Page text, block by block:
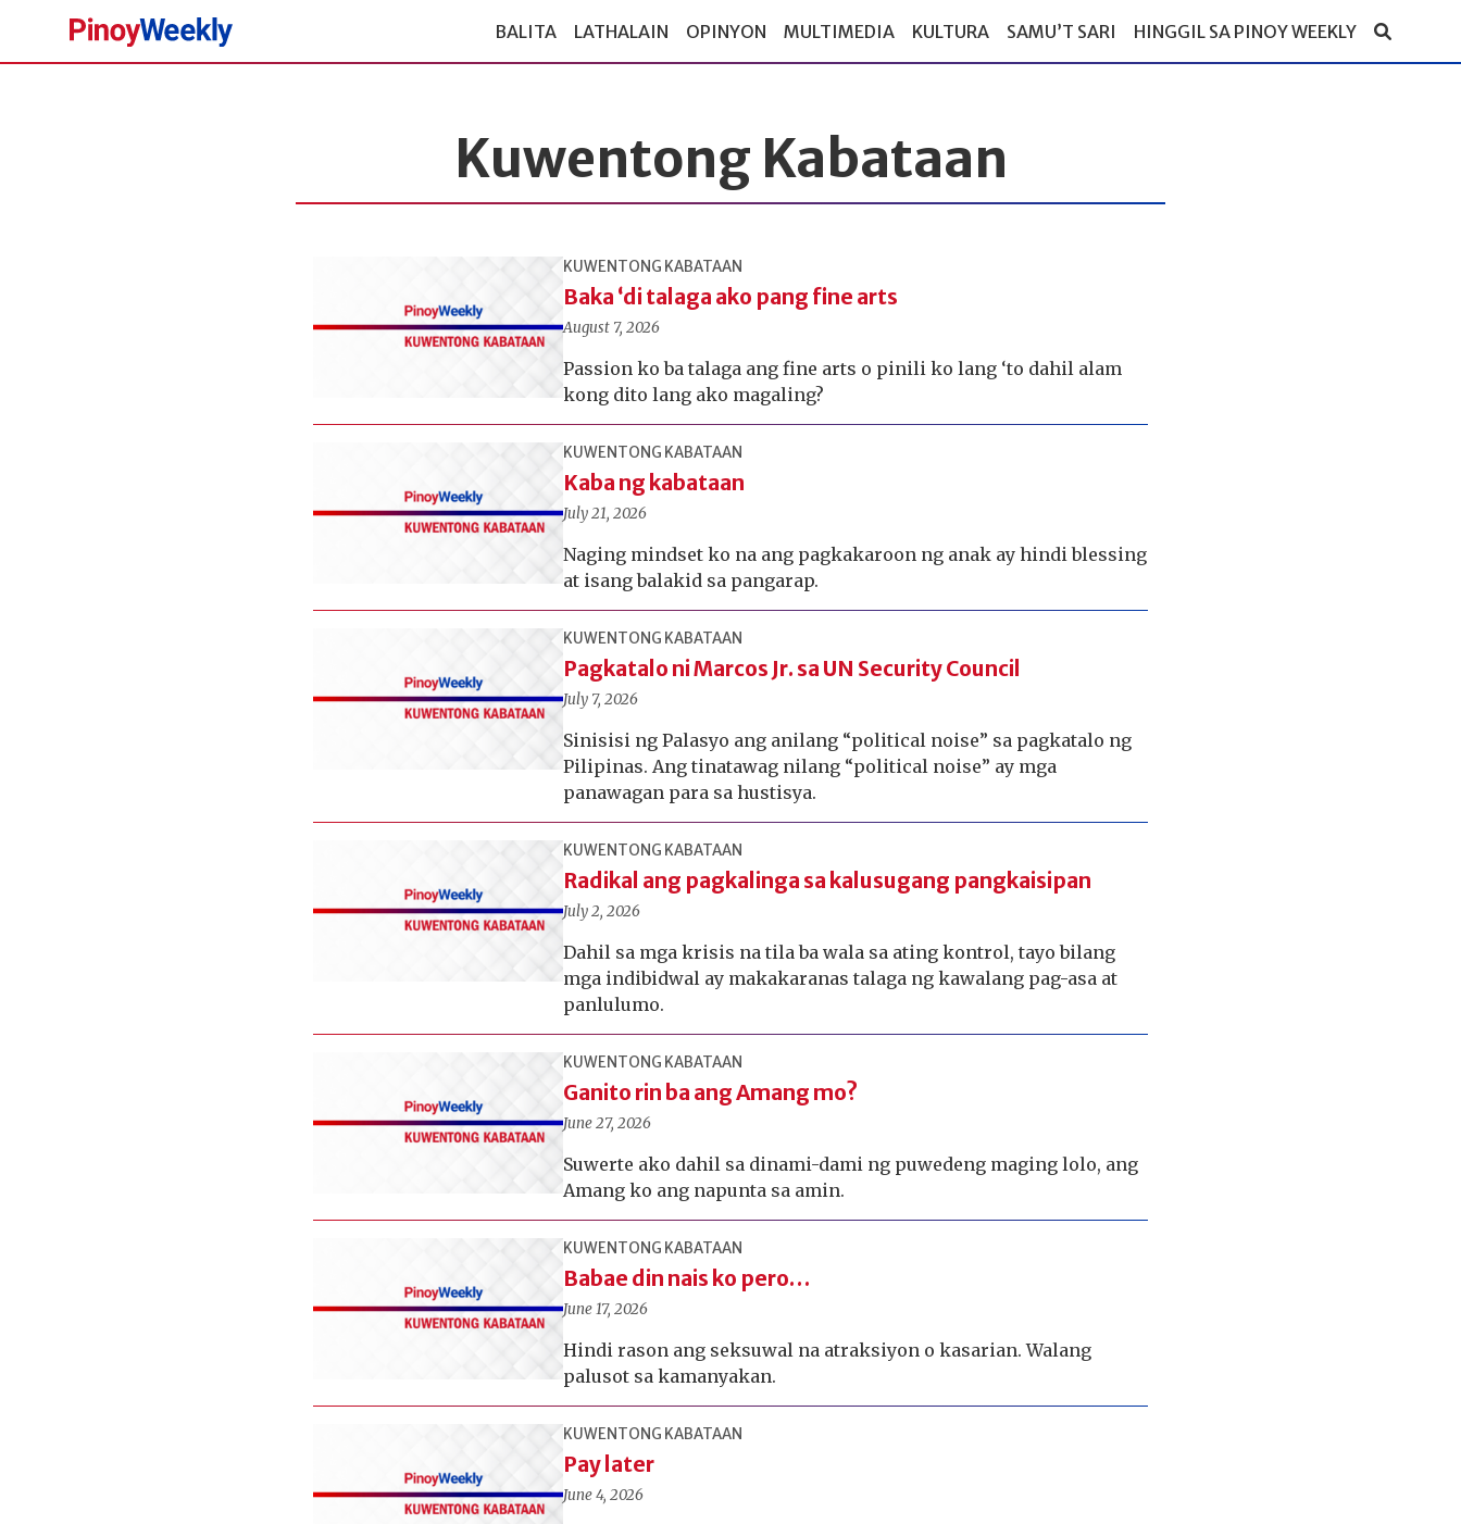
Pinoy
BALITA LATHALAIN OPINYON MULTIMEDIA KULTURA SAMU’T SARI HINGGIL SA PINOY WEEKLY
Kuwentong Kabataan
KUWENTONG KABATAAN
Baka ‘di talaga ako pang fine arts
August 7, 2026
Passion ko ba talaga ang fine arts o pinili ko lang ‘to dahil alam
kong dito lang ako magaling?
KUWENTONG KABATAAN
Kaba ng kabataan
July 21, 2026
Naging mindset ko na ang pagkakaroon ng anak ay hindi blessing
at isang balakid sa pangarap.
KUWENTONG KABATAAN
Pagkatalo ni Marcos Jr. sa UN Security Council
July 7, 2026
Sinisisi ng Palasyo ang anilang “political noise” sa pagkatalo ng
Pilipinas. Ang tinatawag nilang “political noise” ay mga
panawagan para sa hustisya.
KUWENTONG KABATAAN
Radikal ang pagkalinga sa kalusugang pangkaisipan
July 2, 2026
Dahil sa mga krisis na tila ba wala sa ating kontrol, tayo bilang
mga indibidwal ay makakaranas talaga ng kawalang pag-asa at
panlulumo.
KUWENTONG KABATAAN
Ganito rin ba ang Amang mo?
June 27, 2026
Suwerte ako dahil sa dinami-dami ng puwedeng maging lolo, ang
Amang ko ang napunta sa amin.
KUWENTONG KABATAAN
Babae din nais ko pero…
June 17, 2026
Hindi rason ang seksuwal na atraksiyon o kasarian. Walang
palusot sa kamanyakan.
KUWENTONG KABATAAN
Pay later
June 4, 2026